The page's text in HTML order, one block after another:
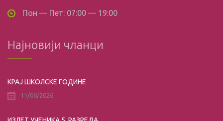
Пон — Пет: 07:00 — 19:00
Најновији чланци
КРАЈ ШКОЛСКЕ ГОДИНЕ
11/06/2026